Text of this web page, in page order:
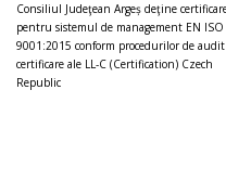
Consiliul Judeţean Argeș deţine
pentru sistemul de management EN ISO
9001:2015 conform procedurilor de
certificare ale LL-C (Certification) Czech
Republic